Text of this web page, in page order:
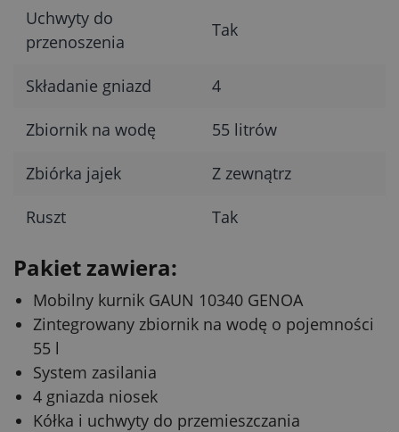
Uchwyty do
przenoszenia
Tak
Składanie gniazd 4
Zbiornik na wodę 55 litrów
Zbiórka jajek Z zewnątrz
Ruszt Tak
Pakiet zawiera:
Mobilny kurnik GAUN 10340 GENOA
Zintegrowany zbiornik na wodę o pojemności
55 l
System zasilania
4 gniazda niosek
Kółka i uchwyty do przemieszczania